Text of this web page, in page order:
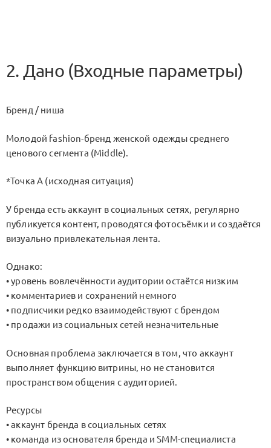
2. Дано (Входные параметры)
Бренд / ниша
Молодой fashion-бренд женской одежды среднего
ценового сегмента (Middle).
*Точка А (исходная ситуация)
У бренда есть аккаунт в социальных сетях, регулярно
публикуется контент, проводятся фотосъёмки и создаётся
визуально привлекательная лента.
Однако:
• уровень вовлечённости аудитории остаётся низким
• комментариев и сохранений немного
• подписчики редко взаимодействуют с брендом
• продажи из социальных сетей незначительные
Основная проблема заключается в том, что аккаунт
выполняет функцию витрины, но не становится
пространством общения с аудиторией.
Ресурсы
• аккаунт бренда в социальных сетях
• команда из основателя бренда и SMM-специалиста